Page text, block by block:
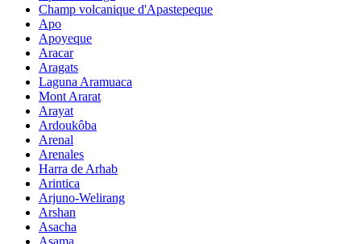
Champ volcanique d'Apastepeque
Apo
Apoyeque
Aracar
Aragats
Laguna Aramuaca
Mont Ararat
Arayat
Ardoukôba
Arenal
Arenales
Harra de Arhab
Arintica
Arjuno-Welirang
Arshan
Asacha
Asama